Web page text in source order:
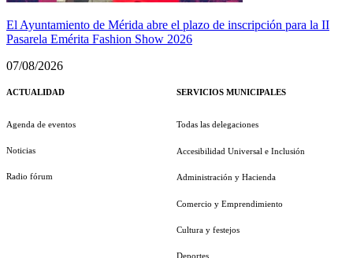
El Ayuntamiento de Mérida abre el plazo de inscripción para la II
Pasarela Emérita Fashion Show 2026
07/08/2026
ACTUALIDAD
Agenda de eventos
Noticias
Radio fórum
SERVICIOS MUNICIPALES
Todas las delegaciones
Accesibilidad Universal e Inclusión
Administración y Hacienda
Comercio y Emprendimiento
Cultura y festejos
Deportes